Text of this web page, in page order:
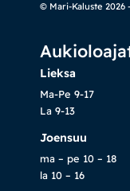
Senioreille
© Mari-Kaluste 2026
Lieksa
Ma-Pe 9-17
La 9-13
Joensuu
ma – pe 10 – 18
la 10 – 16